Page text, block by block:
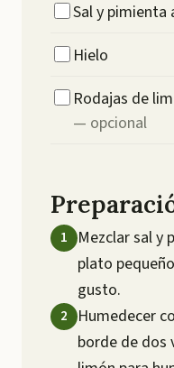
Sal y pimienta
Hielo
Rodajas de
— opcional
Mezclar sal y
plato
gusto.
Humedecer
borde de dos